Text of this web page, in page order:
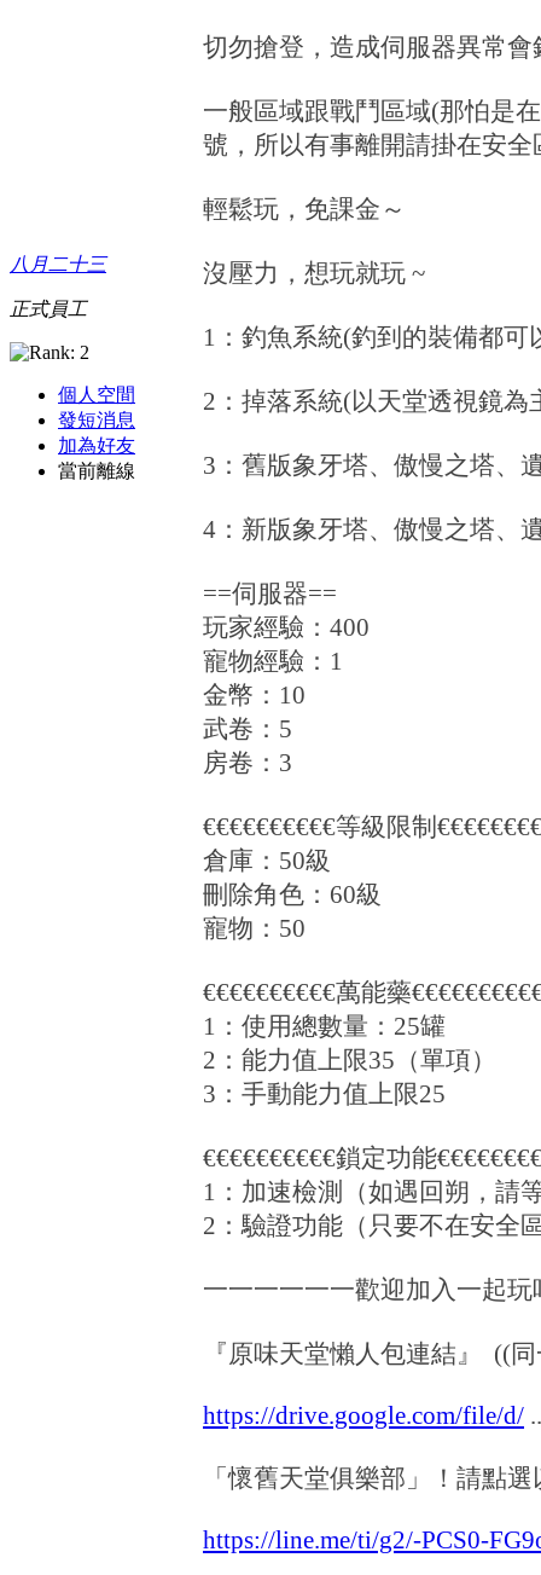
八月二十三
正式員工
個人空間
發短消息
加為好友
當前離線
切勿搶登，造成伺服器異常會
一般區域跟戰鬥區域(那怕是
號，所以有事離開請掛在安
輕鬆玩，免課金～
沒壓力，想玩就玩 ~
1：釣魚系統(釣到的裝備都
2：掉落系統(以天堂透視鏡為
3：舊版象牙塔、傲慢之塔、
4：新版象牙塔、傲慢之塔、
==伺服器==
玩家經驗：400
寵物經驗：1
金幣：10
武卷：5
房卷：3
€€€€€€€€€€等級限制
倉庫：50級
刪除角色：60級
寵物：50
€€€€€€€€€€萬能藥
1：使用總數量：25罐
2：能力值上限35（單項）
3：手動能力值上限25
€€€€€€€€€€鎖定功能
1：加速檢測（如遇回朔，請
2：驗證功能（只要不在安全
一一一一一一歡迎加入一起
『原味天堂懶人包連結』 ((
https://drive.google.com/file/d/
「懷舊天堂俱樂部」！請點
https://line.me/ti/g2/-PCS0-